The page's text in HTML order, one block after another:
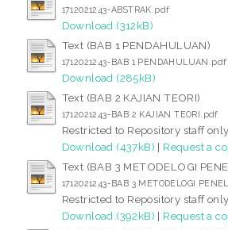
1712021243-ABSTRAK.pdf
Download (312kB)
Text (BAB 1 PENDAHULUAN)
1712021243-BAB 1 PENDAHULUAN.pdf
Download (285kB)
Text (BAB 2 KAJIAN TEORI)
1712021243-BAB 2 KAJIAN TEORI.pdf
Restricted to Repository staff only
Download (437kB) | Request a
Text (BAB 3 METODELOGI
1712021243-BAB 3 METODELOGI
Restricted to Repository staff only
Download (392kB) | Request a